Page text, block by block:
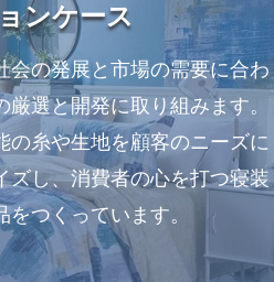
ンケース
会の発展と市場の需要に合わ
選と開発に取り組みます。
の糸や生地を顧客のニーズに
ズし、消費者の心を打つ寝装
つくっています。